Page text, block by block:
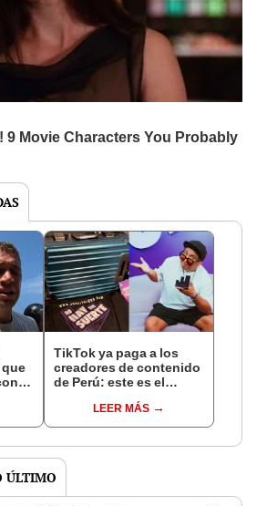
TikTok ya paga a los
creadores de contenido
de Perú: este es el
llegar a cobrar por 1.000
vistas
LEER MÁS
ÚLTIMO